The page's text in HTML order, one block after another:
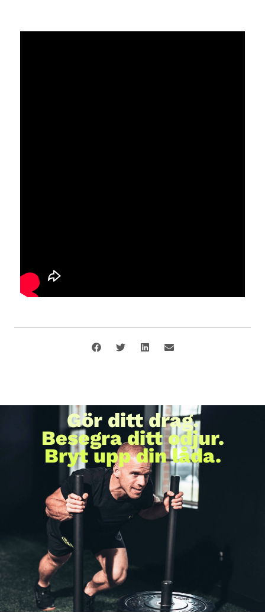
Gör ditt drag.
Besegra ditt odjur.
Bryt upp din låda.